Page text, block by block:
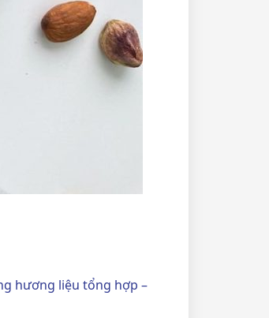
hương liệu tổng hợp –